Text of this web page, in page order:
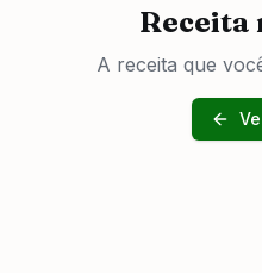
Receita
A receita que